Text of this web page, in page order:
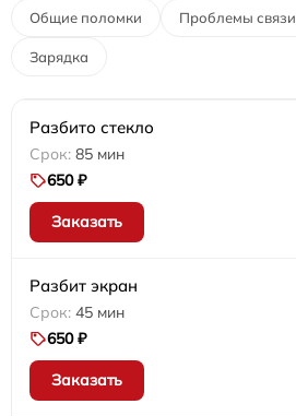
Общие поломки Проблемы связи
Зарядка
Разбито стекло
85 мин
650 ₽
Заказать
Разбит экран
45 мин
650 ₽
Заказать